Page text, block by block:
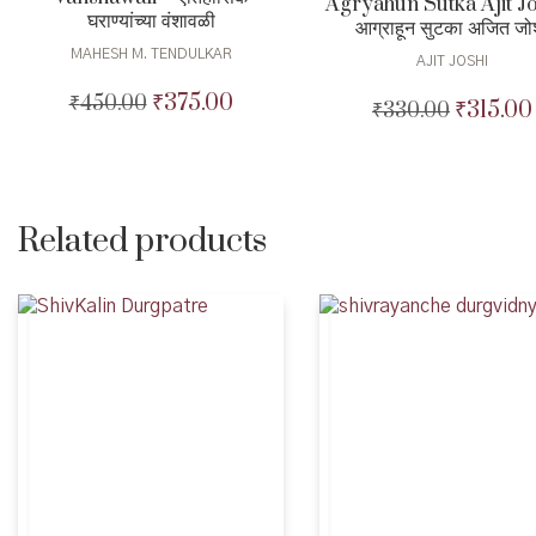
घराण्यांच्या वंशावळी
MAHESH M. TENDULKAR
₹450.00 Original
₹375.00Current
आग्राहून सुटका अजित
AJIT JOSHI
₹330.00 Original
₹315.00
Related products